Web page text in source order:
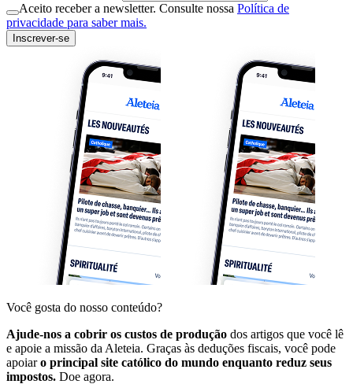
Aceito receber a newsletter. Consulte nossa Política de
privacidade para saber mais.
Inscrever-se
Você gosta do nosso conteúdo?
Ajude-nos a cobrir os custos de produção dos artigos que você lê
e apoie a missão da Aleteia. Graças às deduções fiscais, você pode
apoiaro principal site católico do mundo enquanto reduz seus
impostos. Doe agora.